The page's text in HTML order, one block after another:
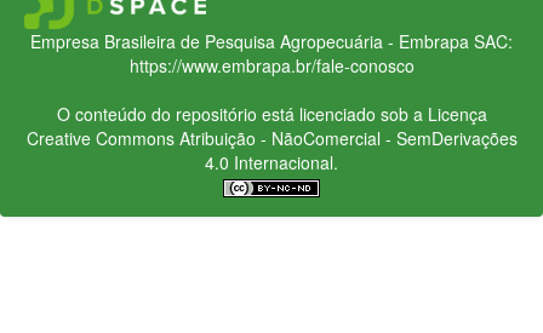
Empresa Brasileira de Pesquisa Agropecuária - Embrapa SAC:
https://www.embrapa.br/fale-conosco
O conteúdo do repositório está licenciado sob a Licença
Creative CommonsAtribuição - NãoComercial - SemDerivações
4.0 Internacional.